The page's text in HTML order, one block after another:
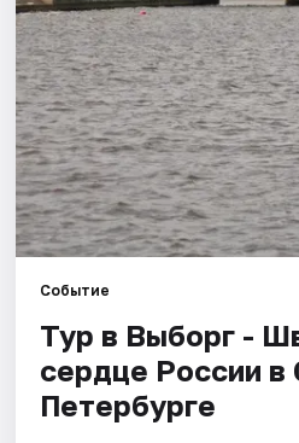
Рейтинги
Событие
Тур в Выборг -
сердце России в
Петербурге